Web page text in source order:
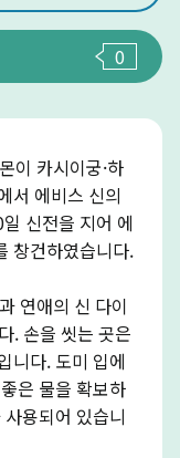
0
이 카시이궁·하
서 에비스 신의
신전을 지어 에
창건하였습니다.
연애의 신 다이
. 손을 씻는 곳은
니다. 도미 입에
은 물을 확보하
용되어 있습니